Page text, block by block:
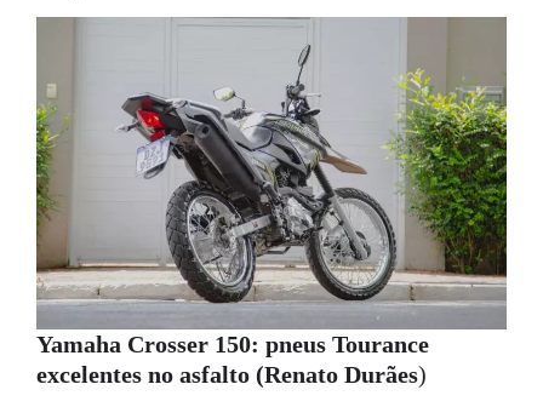
Yamaha Crosser 150: pneus Tourance
excelentes no asfalto (Renato Durães)